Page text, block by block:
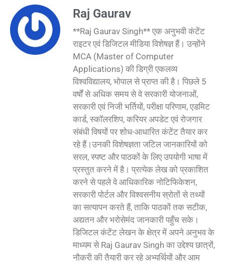
Raj Gaurav
**Raj Gaurav Singh** एक अनुभवी कंटेंट
राइटर एवं डिजिटल मीडिया विशेषज्ञ हैं। उन्होंने
MCA (Master of Computer
Applications) की डिग्री एकलव्य
विश्वविद्यालय, भोपाल से प्राप्त की है। पिछले 5
वर्षों से अधिक समय से वे सरकारी योजनाओं,
सरकारी एवं निजी भर्तियों, परीक्षा परिणाम, एडमिट
कार्ड, स्कॉलरशिप, करियर अपडेट एवं रोजगार
संबंधी विषयों पर शोध-आधारित कंटेंट तैयार कर
रहे हैं।उनकी विशेषज्ञता जटिल जानकारियों को
सरल, स्पष्ट और पाठकों के लिए उपयोगी भाषा में
प्रस्तुत करने में है। प्रत्येक लेख को प्रकाशित
करने से पहले वे आधिकारिक नोटिफिकेशन,
सरकारी पोर्टल और विश्वसनीय स्रोतों से तथ्यों
का सत्यापन करते हैं, ताकि पाठकों तक सटीक,
अद्यतन और भरोसेमंद जानकारी पहुँच सके।
डिजिटल कंटेंट लेखन के क्षेत्र में अपने अनुभव के
माध्यम से Raj Gaurav Singh का उद्देश्य छात्रों,
नौकरी की तैयारी कर रहे अभ्यर्थियों और आम